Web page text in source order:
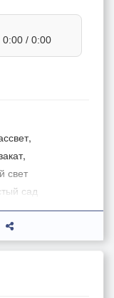
0:00 / 0:00
свет
сад
меня